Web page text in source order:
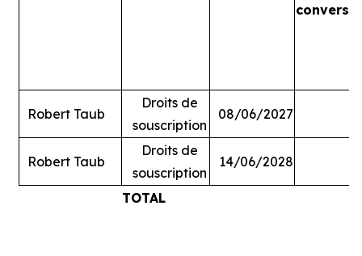
Robert Taub
Droits de
souscription
08/06/2027
Robert Taub
Droits de
souscription
14/06/2028
TOTAL